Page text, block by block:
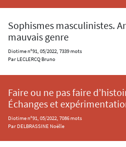
Sophismes masculinistes.
mauvais genre
Diotime n°91, 05/2022, 7339 mots
Par LECLERCQ Bruno
Faire ou ne pas faire
Échanges et
Diotime n°91, 05/2022, 7086 mots
Par DELBRASSINE Noëlle